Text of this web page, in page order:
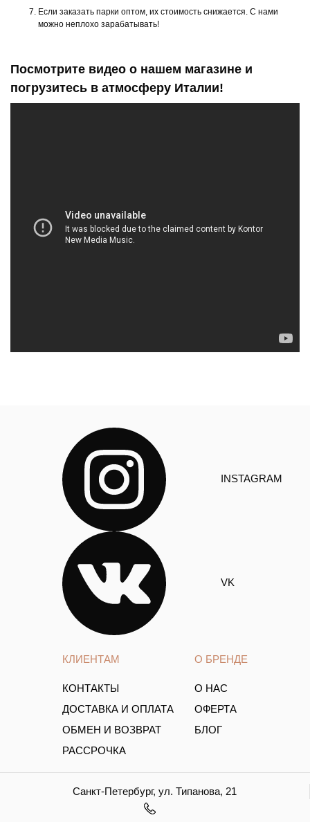
Если заказать парки оптом, их стоимость снижается. С нами
можно неплохо зарабатывать!
Посмотрите видео о нашем магазине и
погрузитесь в атмосферу Италии!
КЛИЕНТАМ
КОНТАКТЫ
ДОСТАВКА И ОПЛАТА
ОБМЕН И ВОЗВРАТ
РАССРОЧКА
О БРЕНДЕ
О НАС
ОФЕРТА
БЛОГ
INSTAGRAM
VK
Санкт-Петербург, ул. Типанова, 21